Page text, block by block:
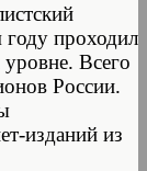
проходил
Всего
России.
изданий из